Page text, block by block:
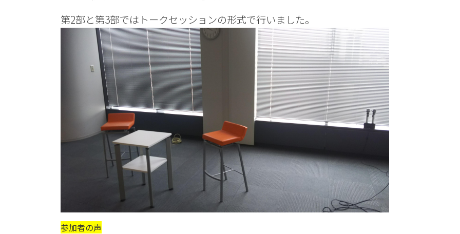
第2部と第3部ではトークセッションの形式で行いました。
参加者の声